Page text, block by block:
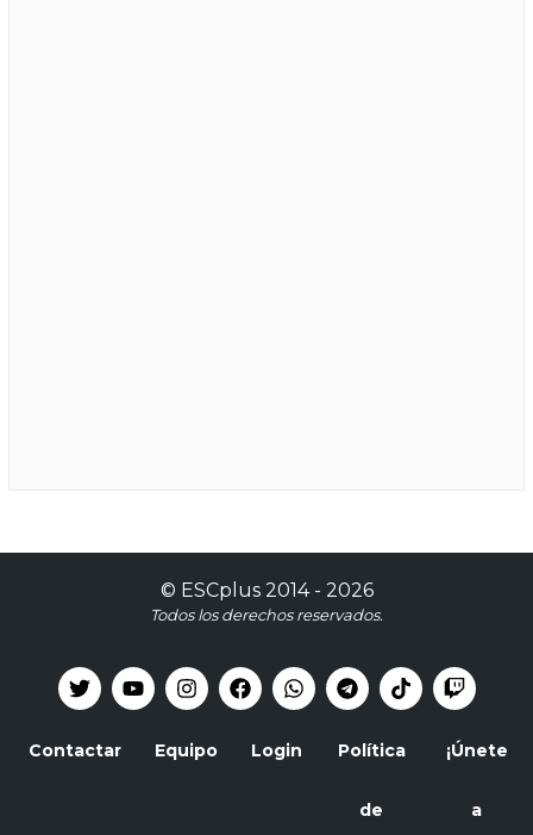
© ESCplus2014 - 2026
Todos los derechos reservados.
Contactar Equipo Login Política
de
¡Únete
a